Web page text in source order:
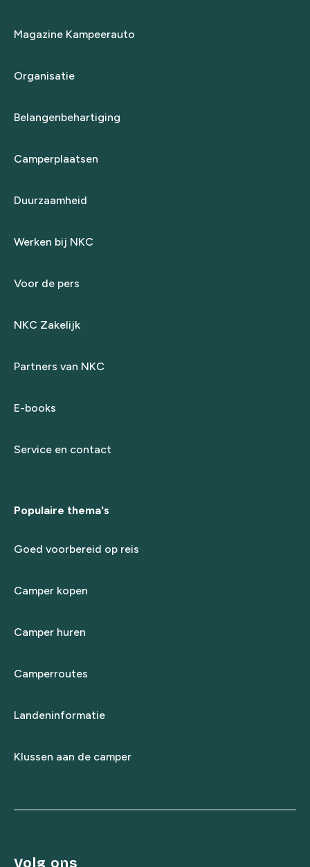
Magazine Kampeerauto
Organisatie
Belangenbehartiging
Camperplaatsen
Duurzaamheid
Werken bij NKC
Voor de pers
NKC Zakelijk
Partners van NKC
E-books
Service en contact
Populaire thema's
Goed voorbereid op reis
Camper kopen
Camper huren
Camperroutes
Landeninformatie
Klussen aan de camper
Volg ons